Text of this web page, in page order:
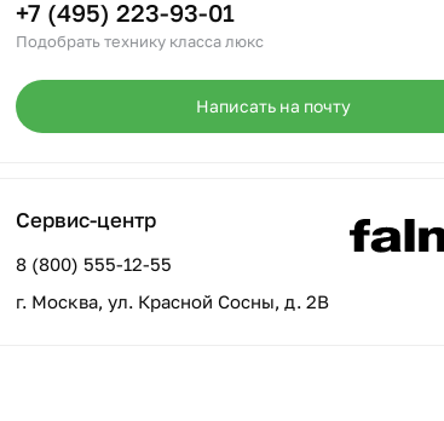
+7 (495) 223-93-01
Подобрать технику класса люкс
Написать на почту
Сервис-центр
8 (800) 555-12-55
г. Москва, ул. Красной Сосны, д. 2В